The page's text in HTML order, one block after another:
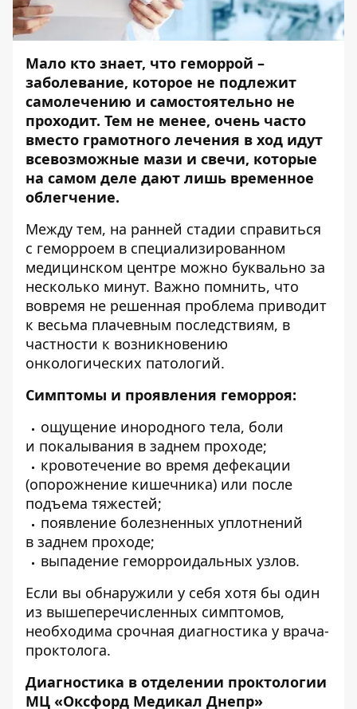
Мало кто знает, что геморрой –
заболевание, которое не подлежит
самолечению и самостоятельно не
проходит. Тем не менее, очень часто
вместо грамотного лечения в ход идут
всевозможные мази и свечи, которые
на самом деле дают лишь временное
облегчение.
Между тем, на ранней стадии справиться
с геморроем в специализированном
медицинском центре можно буквально за
несколько минут. Важно помнить, что
вовремя не решенная проблема приводит
к весьма плачевным последствиям, в
частности к возникновению
онкологических патологий.
Симптомы и проявления геморроя:
ощущение инородного тела, боли
и покалывания в заднем проходе;
кровотечение во время дефекации
(опорожнение кишечника) или после
подъема тяжестей;
появление болезненных уплотнений
в заднем проходе;
выпадение геморроидальных узлов.
Если вы обнаружили у себя хотя бы один
из вышеперечисленных симптомов,
необходима срочная диагностика у врача-
проктолога.
Диагностика в отделении проктологии
МЦ «Оксфорд Медикал Днепр»